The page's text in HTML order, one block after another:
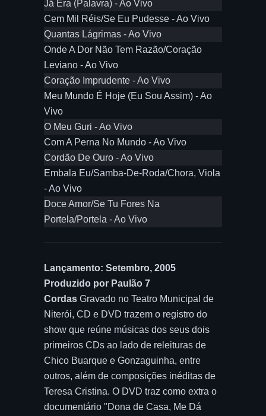
Já Era (Palavra) - Ao Vivo
Cem Mil Réis/Se Eu Pudesse - Ao Vivo
Quantas Lágrimas - Ao Vivo
Onde A Dor Não Tem Razão/Coração
Leviano - Ao Vivo
Coração Imprudente - Ao Vivo
Meu Mundo É Hoje (Eu Sou Assim) - Ao
Vivo
O Meu Guri - Ao Vivo
Com A Perna No Mundo - Ao Vivo
Cordão De Ouro - Ao Vivo
Embala Eu/Samba-De-Roda/Chora, Viola
- Ao Vivo
Doce Amor/Se Tu Fores Na
Portela/Portela - Ao Vivo
Lançamento: Setembro, 2005
Produzido por Paulão 7
Cordas Gravado no Teatro Municipal de
Niterói, CD e DVD trazem o registro do
show que reúne músicas dos seus dois
primeiros CDs ao lado de releituras de
Chico Buarque e Gonzaguinha, entre
outros, além de composições inéditas de
Teresa Cristina. O DVD traz como extra o
documentário "Dona de Casa, Me Dá